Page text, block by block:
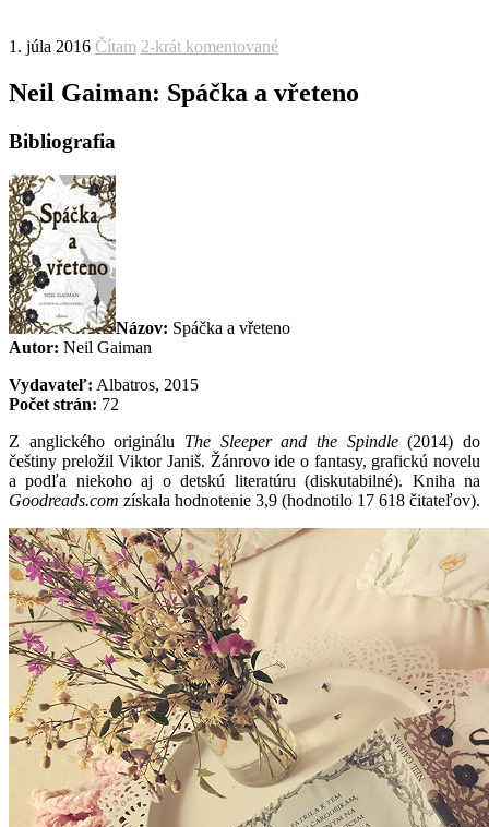
1. júla 2016 Čítam 2-krát komentované
Neil Gaiman: Spáčka a vřeteno
Bibliografia
Názov: Spáčka a vřeteno
Autor: Neil Gaiman
Vydavateľ: Albatros, 2015
Počet strán: 72
Z anglického originálu The Sleeper and the Spindle(2014) do
češtiny preložil Viktor Janiš. Žánrovo ide o fantasy, grafickú novelu
a podľa niekoho aj o detskú literatúru (diskutabilné). Kniha na
Goodreads.com získala hodnotenie 3,9 (hodnotilo 17 618 čitateľov).